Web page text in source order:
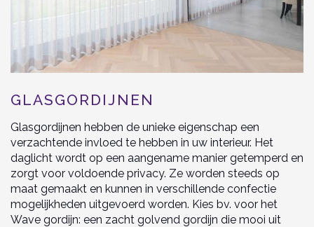
GLASGORDIJNEN
Glasgordijnen hebben de unieke eigenschap een
verzachtende invloed te hebben in uw interieur. Het
daglicht wordt op een aangename manier getemperd en
zorgt voor voldoende privacy. Ze worden steeds op
maat gemaakt en kunnen in verschillende confectie
mogelijkheden uitgevoerd worden. Kies bv. voor het
Wave gordijn: een zacht golvend gordijn die mooi uit